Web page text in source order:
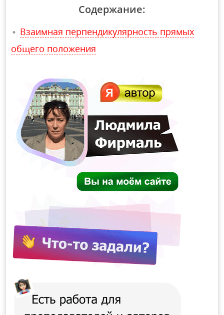
Содержание:
Взаимная перпендикулярность прямых
общего положения